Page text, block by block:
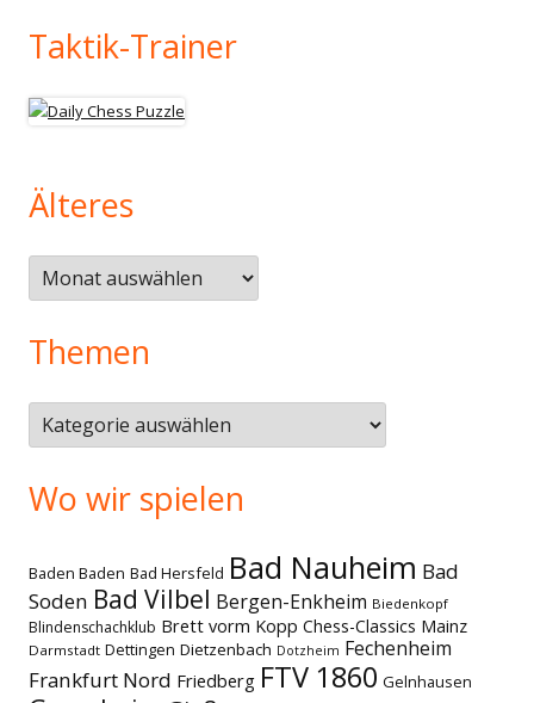
Taktik-Trainer
Älteres
Älteres
Themen
Themen
Wo wir spielen
Baden Baden Bad Hersfeld Bad Nauheim Bad
Soden Bad Vilbel Bergen-Enkheim Biedenkopf
Blindenschachklub Brett vorm Kopp Chess-Classics Mainz
Darmstadt Dettingen Dietzenbach Dotzheim Fechenheim
Frankfurt Nord Friedberg FTV 1860 Gelnhausen